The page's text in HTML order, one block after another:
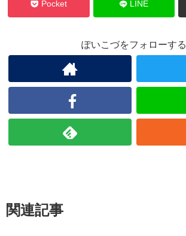
Pocket LINE
ぽいこづをフォローする
関連記事